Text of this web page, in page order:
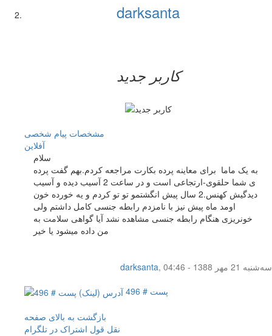
darksanta
کاربر جدید
مشخصات پیام شخصی
آفلاين
سلام
به یک ماما برای معاینه پرده بکارت مراجعه کردم.بهم گفت پرده
ی شما حلقوی-ارتجاعی است و در ساعت 2 آسیب دیده و آسیب
دیدگیش کهنس.2 سال پیش انگشتمو تو تو کردم و یه خورده خون
اومد ماه پیش نیز با نامزدم رابطه جنسی کامل داشتم ولی
خونریزی هنگام رابطه جنسی مشاهده نشد آیا گواهی سلامت به
من داده میشود یا خیر
darksanta,
سه‌شنبه 21 مهر 1388 - 04:46
پست # 496
بازگشت به بالای صفحه
نقل قول اشتراک در تلگرام